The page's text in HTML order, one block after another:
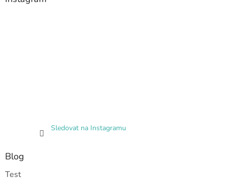
Sledovat na Instagramu
Blog
Test